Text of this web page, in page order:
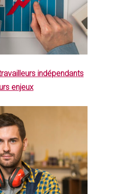
indépendants
enjeux